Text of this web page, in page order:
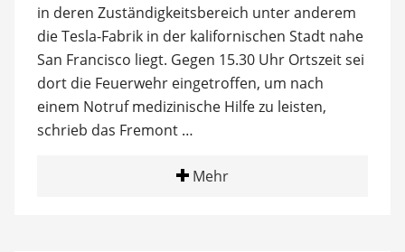
in deren Zuständigkeitsbereich unter anderem
die Tesla-Fabrik in der kalifornischen Stadt nahe
San Francisco liegt. Gegen 15.30 Uhr Ortszeit sei
dort die Feuerwehr eingetroffen, um nach
einem Notruf medizinische Hilfe zu leisten,
schrieb das Fremont …
Mehr